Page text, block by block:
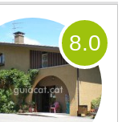
8.0